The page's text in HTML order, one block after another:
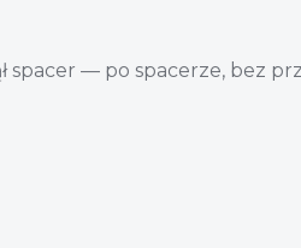
spacer — po spacerze, bez